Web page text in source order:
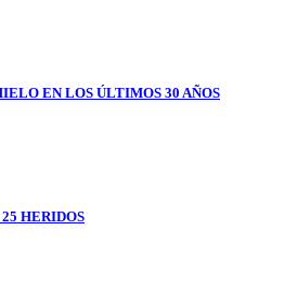
EN LOS ÚLTIMOS 30 AÑOS
HERIDOS